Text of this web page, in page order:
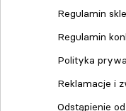
Regulamin
Regulamin
Polityka
Reklamacje i
Odstąpienie